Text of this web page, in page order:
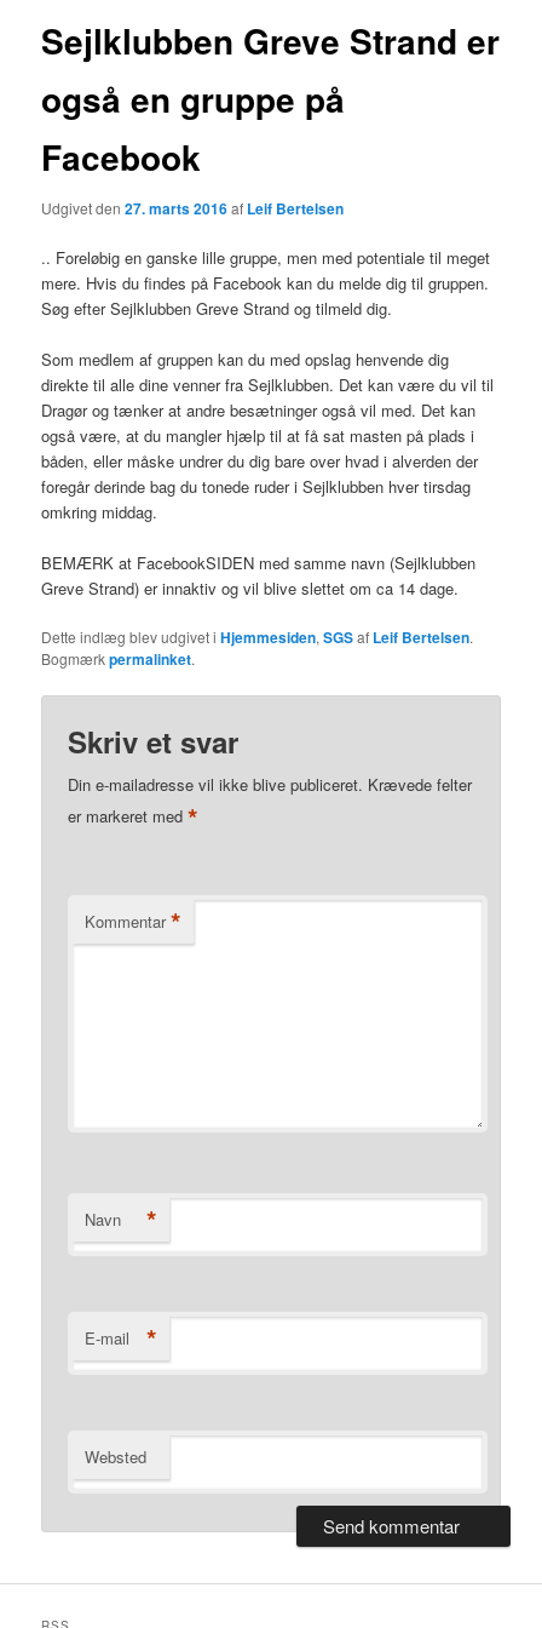
Sejlklubben Greve Strand er
også en gruppe på
Facebook
Udgivet den27. marts 2016af Leif Bertelsen
.. Foreløbig en ganske lille gruppe, men med potentiale til meget
mere. Hvis du findes på Facebook kan du melde dig til gruppen.
Søg efter Sejlklubben Greve Strand og tilmeld dig.
Som medlem af gruppen kan du med opslag henvende dig
direkte til alle dine venner fra Sejlklubben. Det kan være du vil til
Dragør og tænker at andre besætninger også vil med. Det kan
også være, at du mangler hjælp til at få sat masten på plads i
båden, eller måske undrer du dig bare over hvad i alverden der
foregår derinde bag du tonede ruder i Sejlklubben hver tirsdag
omkring middag.
BEMÆRK at FacebookSIDEN med samme navn (Sejlklubben
Greve Strand) er innaktiv og vil blive slettet om ca 14 dage.
Dette indlæg blev udgivet iHjemmesiden,SGSaf Leif Bertelsen.
Bogmærkpermalinket.
Skriv et svar
Din e-mailadresse vil ikke blive publiceret. Krævede felter
er markeret med*
Kommentar *
Navn *
E-mail *
Websted